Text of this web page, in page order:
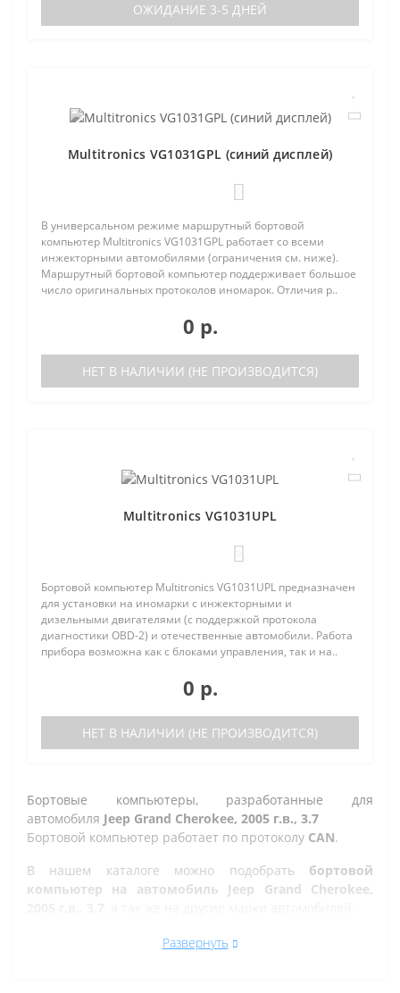
ОЖИДАНИЕ 3-5 ДНЕЙ
Multitronics VG1031GPL (синий дисплей)
В универсальном режиме маршрутный бортовой
компьютер Multitronics VG1031GPL работает со всеми
инжекторными автомобилями (ограничения см. ниже).
Маршрутный бортовой компьютер поддерживает большое
число оригинальных протоколов иномарок. Отличия р..
0 р.
НЕТ В НАЛИЧИИ (НЕ ПРОИЗВОДИТСЯ)
Multitronics VG1031UPL
Бортовой компьютер Multitronics VG1031UPL предназначен
для установки на иномарки с инжекторными и
дизельными двигателями (с поддержкой протокола
диагностики OBD-2) и отечественные автомобили. Работа
прибора возможна как с блоками управления, так и на..
0 р.
НЕТ В НАЛИЧИИ (НЕ ПРОИЗВОДИТСЯ)
Бортовые компьютеры, разработанные для
автомобиля Jeep Grand Cherokee, 2005 г.в., 3.7
Бортовой компьютер работает по протоколу CAN.
В нашем каталоге можно подобрать бортовой
компьютер на автомобиль Jeep Grand Cherokee,
Все рано или поздно в Ульяновске сталкиваются с
Развернуть